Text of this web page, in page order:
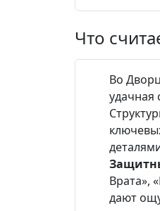
Что
Во
удачная
Врата»,
дают